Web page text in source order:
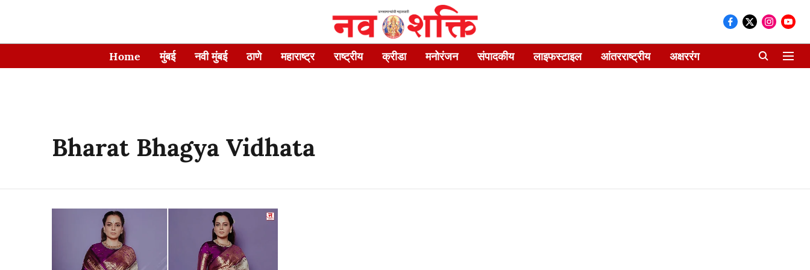
Home मुंबई नवी मुंबई ठाणे महाराष्ट्र राष्ट्रीय क्रीडा मनोरंजन संपादकीय लाइफस्टाइल आंतरराष्ट्रीय अक्षररंग
Bharat Bhagya Vidhata